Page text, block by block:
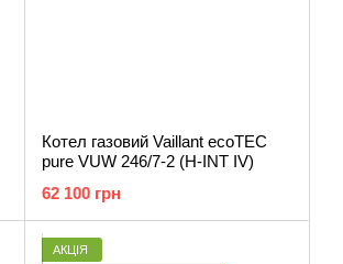
Котел газовий Vaillant ecoTEC
pure VUW 246/7-2 (H-INT IV)
62 100 грн
АКЦІЯ